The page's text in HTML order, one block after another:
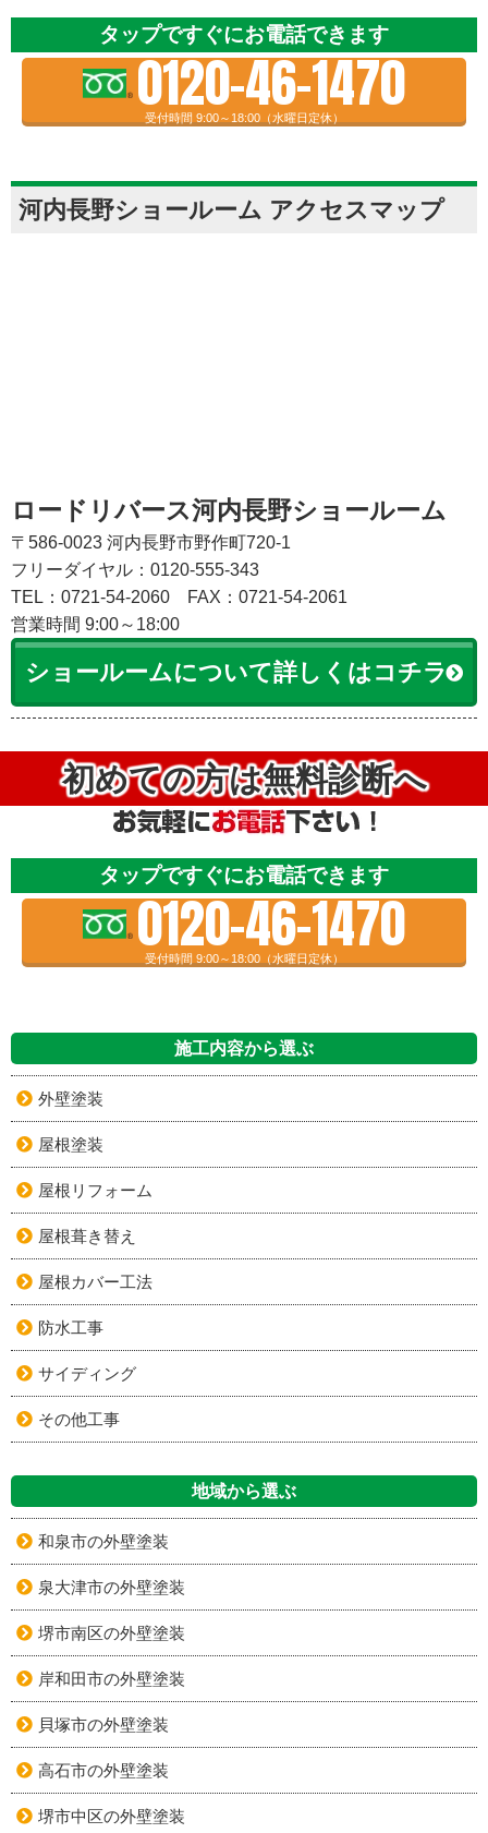
タップですぐにお電話できます
0120-46-1470
受付時間 9:00～18:00（水曜日定休）
河内長野ショールーム アクセスマップ
ロードリバース河内長野ショールーム
〒586-0023 河内長野市野作町720-1
フリーダイヤル：0120-555-343
TEL：0721-54-2060
FAX：0721-54-2061
営業時間 9:00～18:00
ショールームについて詳しくはコチラ
初めての方は無料診断へ
タップですぐにお電話できます
0120-46-1470
受付時間 9:00～18:00（水曜日定休）
施工内容から選ぶ
外壁塗装
屋根塗装
屋根リフォーム
屋根葺き替え
屋根カバー工法
防水工事
サイディング
その他工事
地域から選ぶ
和泉市の外壁塗装
泉大津市の外壁塗装
堺市南区の外壁塗装
岸和田市の外壁塗装
貝塚市の外壁塗装
高石市の外壁塗装
堺市中区の外壁塗装